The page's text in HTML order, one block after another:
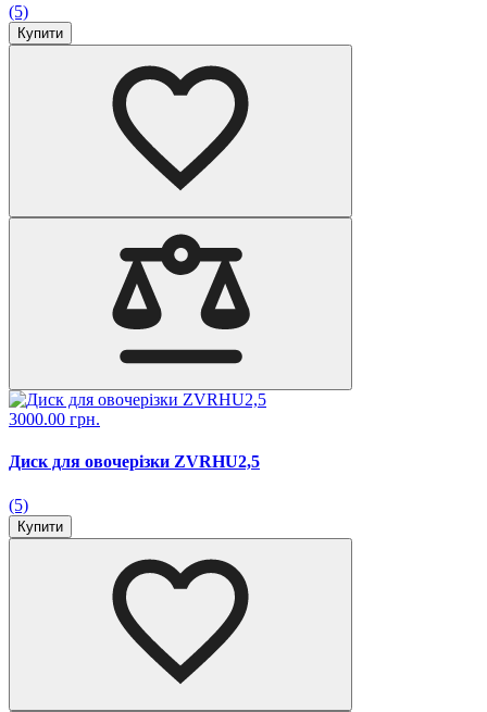
(5)
Купити
3000.00 грн.
Диск для овочерізки ZVRHU2,5
(5)
Купити